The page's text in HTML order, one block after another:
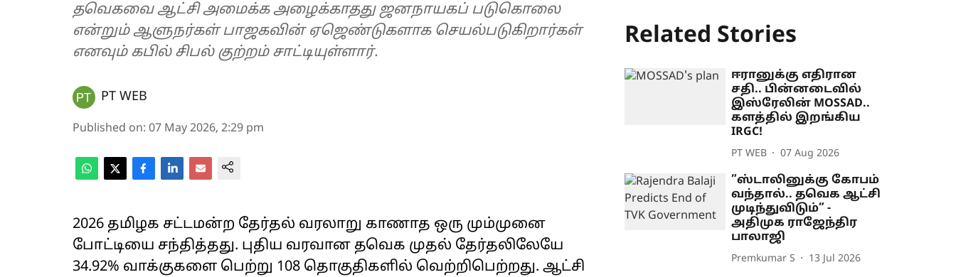
தவெகவை ஆட்சி அமைக்க அழைக்காதது ஜனநாயகப் படுகொலை
என்றும் ஆளுநர்கள் பாஜகவின் ஏஜெண்டுகளாக செயல்படுகிறார்கள்
எனவும் கபில் சிபல் குற்றம் சாட்டியுள்ளார்.
PT WEB
Published on: 07 May 2026, 2:29 pm
2026 தமிழக சட்டமன்ற தேர்தல் வரலாறு காணாத ஒரு மும்முனை
போட்டியை சந்தித்தது. புதிய வரவான தவெக முதல் தேர்தலிலேயே
34.92% வாக்குகளை பெற்று 108 தொகுதிகளில் வெற்றிபெற்றது. ஆட்சி
Related Stories
ஈரானுக்கு எதிரான
சதி.. பின்னடைவில்
இஸ்ரேலின் MOSSAD..
களத்தில் இறங்கிய
IRGC!
PT WEB 07 Aug 2026
”ஸ்டாலினுக்கு கோபம்
வந்தால்.. தவெக ஆட்சி
முடிந்துவிடும்” -
அதிமுக ராஜேந்திர
பாலாஜி
Premkumar S 13 Jul 2026